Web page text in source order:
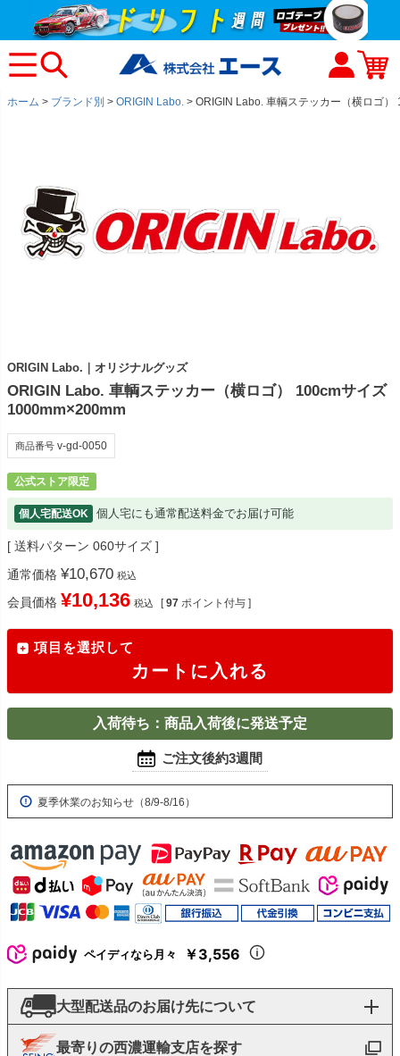
ホーム ブランド別 ORIGIN Labo. ORIGIN Labo. 車輌ステッカー（横ロゴ
ORIGIN Labo.｜オリジナルグッズ
ORIGIN Labo. 車輌ステッカー（横ロゴ） 100cmサイズ
1000mm×200mm
商品番号 v-gd-0050
公式ストア限定
個人宅配送OK 個人宅にも通常配送料金でお届け可能
送料パターン 060サイズ
通常価格 ¥10,670 税込
会員価格 ¥10,136 税込 [ 97 ポイント付与 ]
項目を選択して
カートに入れる
入荷待ち：商品入荷後に発送予定
ご注文後約3週間
夏季休業のお知らせ（8/9-8/16）
ペイディなら月々 ￥3,556
大型配送品のお届け先について
最寄りの西濃運輸支店を探す